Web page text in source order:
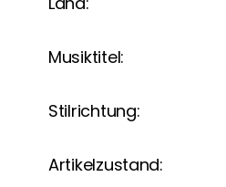
Musiktitel:
Stilrichtung:
Artikelzustand: